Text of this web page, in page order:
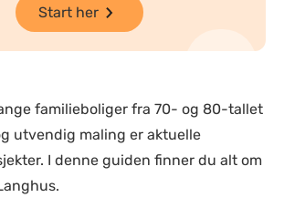
Start her
familieboliger fra 70- og 80-tallet
utvendig maling er aktuelle
I denne guiden finner du alt om